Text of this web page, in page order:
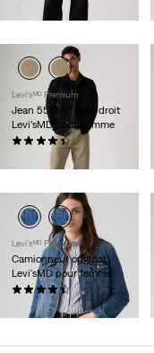
118,00 $
Levi'sᴹᴰ Premium
Jean 555MC relax droit
Levi’sMD pour homme
(195)
Levi'sᴹᴰ Premium
Camionneur original
Levi'sMD pour femme
(190)
118,00 $